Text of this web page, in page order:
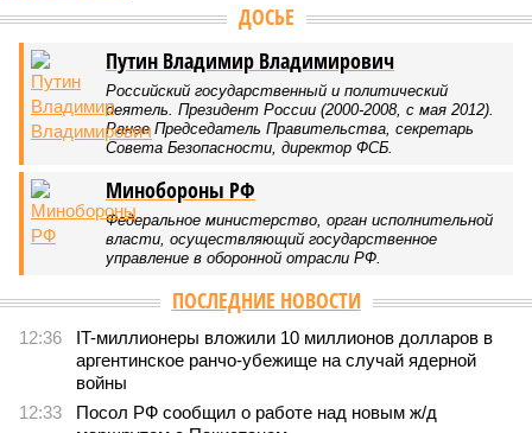
Земля уже не раз показывала человечеству свой
крутой нрав – когда покажет снова?
Земля уже не раз показывала человечеству свой крутой
нрав – когда покажет снова?
Последние времена